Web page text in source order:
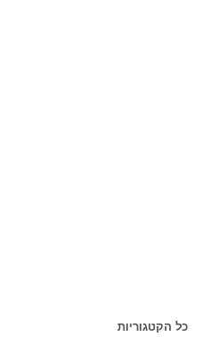
כל הקטגוריות